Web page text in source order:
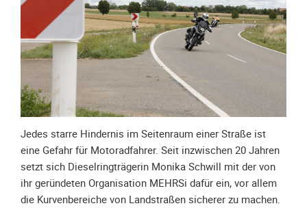
Förderer
Flyer
+
Infokarte
Achte
auf
Motorradfahrer
Merchandise
Aktionen
Info/Presse
Jedes starre Hindernis im Seitenraum einer Straße ist
eine Gefahr für Motoradfahrer. Seit inzwischen 20 Jahren
setzt sich Dieselringträgerin Monika Schwill mit der von
ihr geründeten Organisation MEHRSi dafür ein, vor allem
die Kurvenbereiche von Landstraßen sicherer zu machen.